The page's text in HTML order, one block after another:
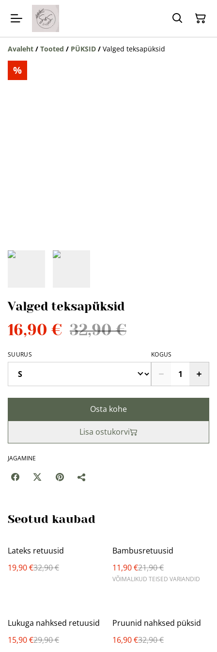
Avaleht / Tooted / PÜKSID / Valged teksapüksid
%
Valged teksapüksid
16,90 € 32,90 €
SUURUS KOGUS
Osta kohe
Lisa ostukorvi
JAGAMINE
Seotud kaubad
%
Lateks retuusid
19,90 €32,90 €
%
Bambusretuusid
11,90 €21,90 €
VÕIMALIKUD TEISED VARIANDID
%
Lukuga nahksed retuusid
15,90 €29,90 €
%
Pruunid nahksed püksid
16,90 €32,90 €